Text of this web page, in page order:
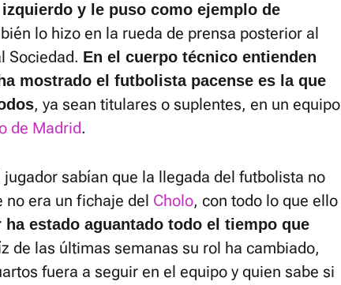
y le puso como ejemplo de
lo hizo en la rueda de prensa posterior al
Sociedad. En el cuerpo técnico entienden
mostrado el futbolista pacense es la que
, ya sean titulares o suplentes, en un equipo
de Madrid.
sabían que la llegada del futbolista no
no era un fichaje del Cholo, con todo lo que ello
ha estado aguantado todo el tiempo que
de las últimas semanas su rol ha cambiado,
fuera a seguir en el equipo y quien sabe si